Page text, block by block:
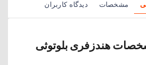
مشخصات دیدگاه کاربران
هندزفری بلوتوثی